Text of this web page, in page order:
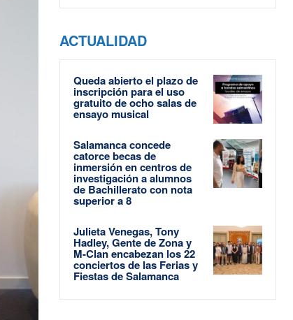
ACTUALIDAD
Queda abierto el plazo de
inscripción para el uso
gratuito de ocho salas de
ensayo musical
Salamanca concede
catorce becas de
inmersión en centros de
investigación a alumnos
de Bachillerato con nota
superior a 8
Julieta Venegas, Tony
Hadley, Gente de Zona y
M-Clan encabezan los 22
conciertos de las Ferias y
Fiestas de Salamanca